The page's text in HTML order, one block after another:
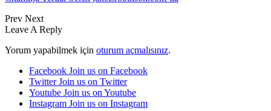
Prev Next
Leave A Reply
Yorum yapabilmek için oturum açmalısınız.
Facebook Join us on Facebook
Twitter Join us on Twitter
Youtube Join us on Youtube
Instagram Join us on Instagram